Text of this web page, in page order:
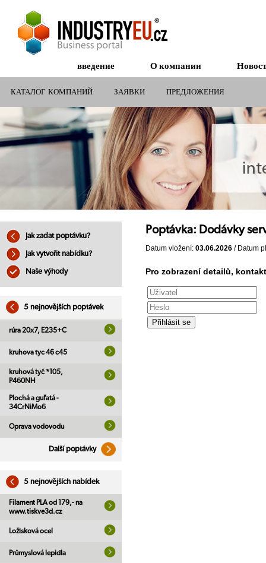
введение О компании
КАТАЛОГ КОМПАНИЙ ЗАЯВКИ ПРЕДЛОЖЕНИЯ
СУБСИДИИ ДЛЯ КОМПАНИЙ
Jak zadat poptávku?
Jak vytvořit nabídku?
Naše výhody
5 nejnovějších poptávek
rúra 20x7, E235+C
kruhova tyc 46 c45
kruhová tyč *105,
P460NH
Plochá a guľatá -
34CrNiMo6
Oprava vodovodu
Další poptávky
5 nejnovějších nabídek
Filament PLA od 179,- na
www.tiskve3d.cz
Ložisková ocel
Průmyslová lepidla
Poptávka: Dodávky
Datum vložení: 03.06.2026 / Datum
Pro zobrazení detailů,